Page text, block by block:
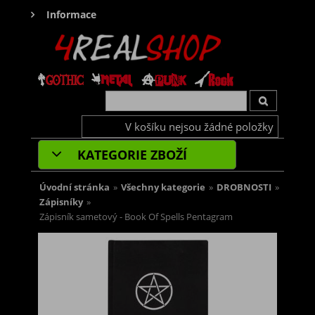
Informace
V košíku nejsou žádné položky
KATEGORIE ZBOŽÍ
Úvodní stránka » Všechny kategorie » DROBNOSTI »
Zápisníky »
Zápisník sametový - Book Of Spells Pentagram